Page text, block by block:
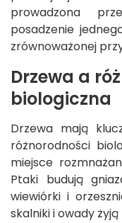
prowadzona
posadzenie
zrównoważonej
Drzewa a
biologiczna
Drzewa mają
różnorodności
miejsce
Ptaki budują
wiewiórki i
skalniki i owady